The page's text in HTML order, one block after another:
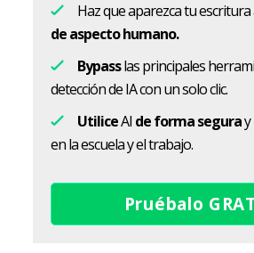
Haz que aparezca tu
de aspecto humano.
Bypasslas principales
detección de IA con un solo clic.
UtiliceAI de forma seguray
en la escuela y el trabajo.
Pruébalo